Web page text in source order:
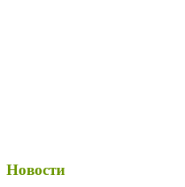
Новости